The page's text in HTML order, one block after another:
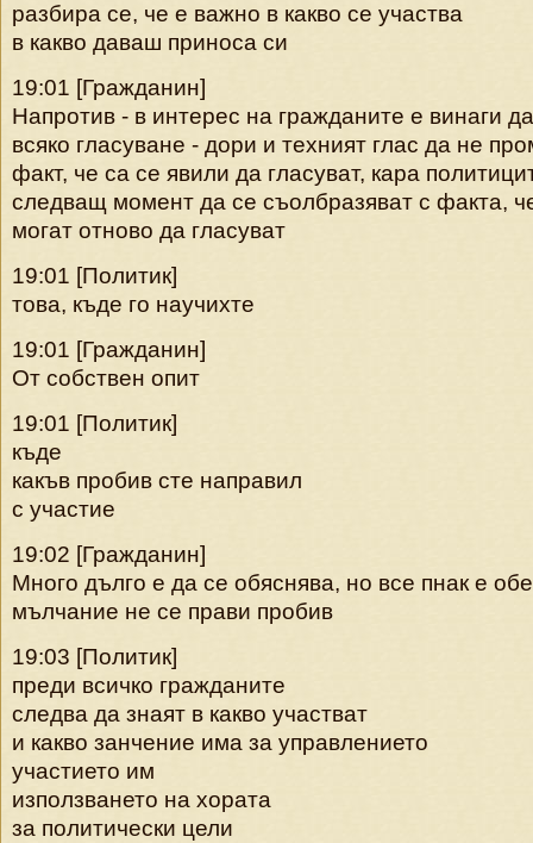
разбира се, че е важно в какво се участва
в какво даваш приноса си
19:01 [Гражданин]
Напротив - в интерес на гражданите е винаги
всяко гласуване - дори и техният глас да не
факт, че са се явили да гласуват, кара
следващ момент да се съолбразяват с факта,
могат отново да гласуват
19:01 [Политик]
това, къде го научихте
19:01 [Гражданин]
От собствен опит
19:01 [Политик]
къде
какъв пробив сте направил
с участие
19:02 [Гражданин]
Много дълго е да се обяснява, но все пнак е
мълчание не се прави пробив
19:03 [Политик]
преди всичко гражданите
следва да знаят в какво участват
и какво занчение има за управлението
участието им
използването на хората
за политически цели